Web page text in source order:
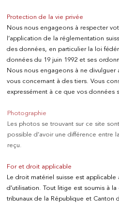
Présentation
Actualités
Mentions Légales
Contact
Images non
Changer de langueEnglish-
Protection de la vie privée
Nous nous engageons à respecter
l’application de la réglementation
des données, en particulier la loi
données du 19 juin 1992 et ses
Nous nous engageons à ne
vous concernant à des tiers. Vous
expressément à ce que vos données
Photographie
Les photos se trouvant sur ce site
possible d’avoir une différence entre
reçu.
For et droit applicable
Le droit matériel suisse est
d’utilisation. Tout litige est soumis à
tribunaux de la République et Canton